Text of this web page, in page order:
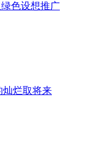
色设想推广
灿烂取将来